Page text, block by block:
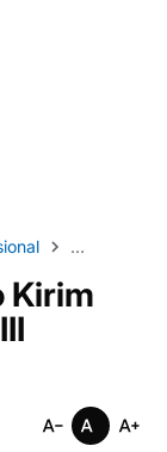
peristiwa
Kirim